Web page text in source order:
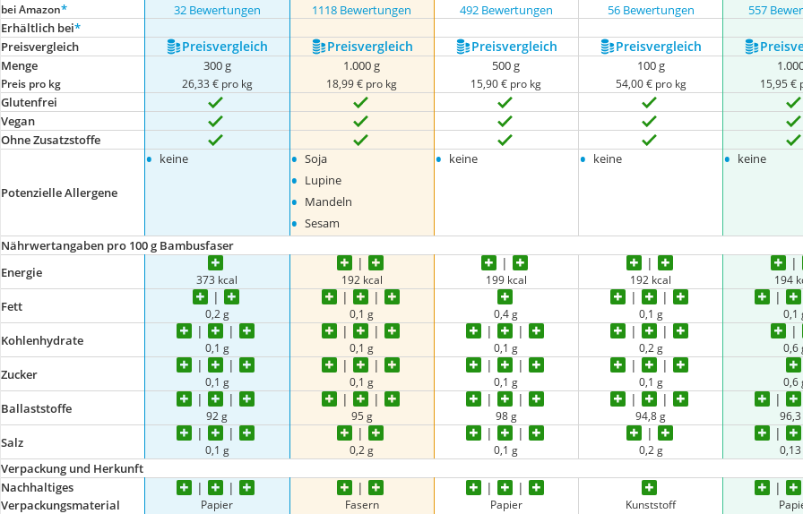
bei Amazon* 32 Bewertungen 1118 Bewertungen 492 Bewertungen 56 Bewertungen 557
Erhältlich bei*
Preis­vergleich
Preis­vergleich Preis­vergleich Preis­vergleich Preis­vergleich
Menge
Preis pro kg
300 g
26,33 € pro kg
1.000 g
18,99 € pro kg
500 g
15,90 € pro kg
100 g
54,00 € pro kg 15,95 €
Glutenfrei
Vegan
Ohne Zusatzstoffe
Potenzielle Allergene
• keine • Soja
• Lupine
• Mandeln
• Sesam
• keine • keine • keine
Nährwertangaben pro 100 g Bambusfaser
Energie
373 kcal 192 kcal 199 kcal 192 kcal 194
Fett 0,2 g 0,1 g 0,4 g 0,1 g 0,1
Kohlenhydrate 0,1 g 0,1 g 0,1 g 0,2 g 0,6
Zucker 0,1 g 0,1 g 0,1 g 0,1 g 0,6
Ballaststoffe 92 g 95 g 98 g 94,8 g
Salz 0,1 g 0,2 g 0,1 g 0,2 g
Verpackung und Herkunft
Nachhaltiges
Verpackungsmaterial
Papier Fasern Papier Kunststoff